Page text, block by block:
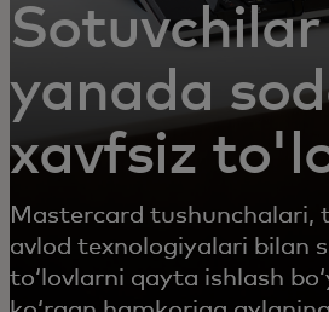
yanada
xavfsiz
Mastercard tushunchalari,
avlod texnologiyalari bilan
toʻlovlarni qayta ishlash